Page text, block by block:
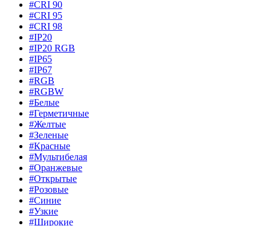
#CRI 90
#CRI 95
#CRI 98
#IP20
#IP20 RGB
#IP65
#IP67
#RGB
#RGBW
#Белые
#Герметичные
#Желтые
#Зеленые
#Красные
#Мультибелая
#Оранжевые
#Открытые
#Розовые
#Синие
#Узкие
#Широкие